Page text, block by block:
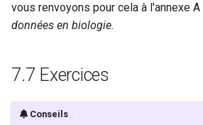
vous renvoyons pour cela à l'annexe A
données en biologie.
7.7 Exercices
Conseils